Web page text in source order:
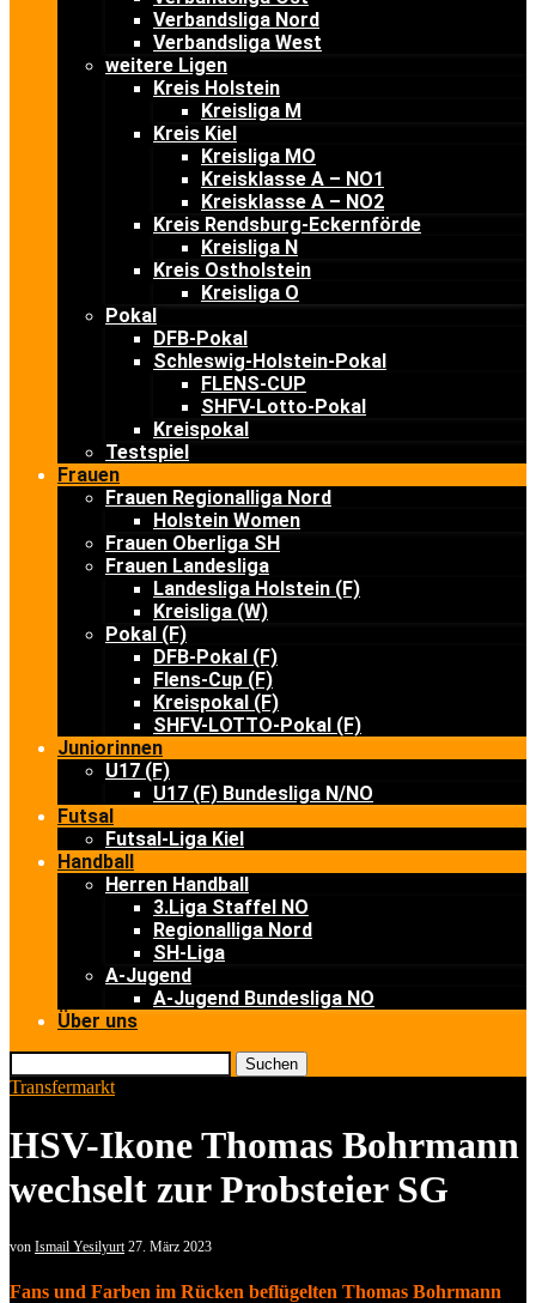
Verbandsliga Nord
Verbandsliga West
weitere Ligen
Kreis Holstein
Kreisliga M
Kreis Kiel
Kreisliga MO
Kreisklasse A – NO1
Kreisklasse A – NO2
Kreis Rendsburg-Eckernförde
Kreisliga N
Kreis Ostholstein
Kreisliga O
Pokal
DFB-Pokal
Schleswig-Holstein-Pokal
FLENS-CUP
SHFV-Lotto-Pokal
Kreispokal
Testspiel
Frauen
Frauen Regionalliga Nord
Holstein Women
Frauen Oberliga SH
Frauen Landesliga
Landesliga Holstein (F)
Kreisliga (W)
Pokal (F)
DFB-Pokal (F)
Flens-Cup (F)
Kreispokal (F)
SHFV-LOTTO-Pokal (F)
Juniorinnen
U17 (F)
U17 (F) Bundesliga N/NO
Futsal
Futsal-Liga Kiel
Handball
Herren Handball
3.Liga Staffel NO
Regionalliga Nord
SH-Liga
A-Jugend
A-Jugend Bundesliga NO
Über uns
Suchen
Transfermarkt
HSV-Ikone Thomas Bohrmann
wechselt zur Probsteier SG
von Ismail Yesilyurt 27. März 2023
Fans und Farben im Rücken beflügelten Thomas Bohrmann